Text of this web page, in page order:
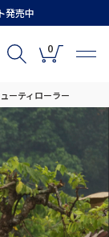
発売中
0
ーティローラー